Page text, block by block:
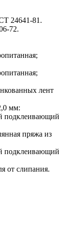
24641-81.
72.
лент
мм:
подклеивающий
пряжа из
подклеивающий
от слипания.